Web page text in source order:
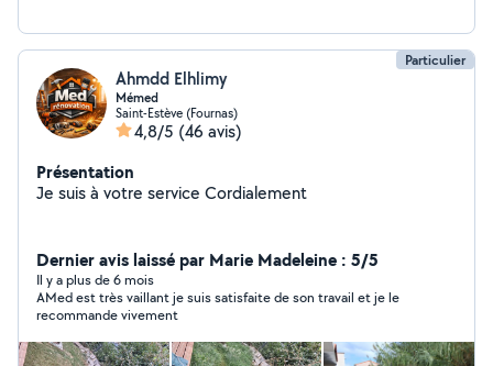
Particulier
Ahmdd Elhlimy
Mémed
Saint-Estève (Fournas)
4,8/5 (46 avis)
Présentation
Je suis à votre service Cordialement
Dernier avis laissé par Marie Madeleine : 5/5
Il y a plus de 6 mois
AMed est très vaillant je suis satisfaite de son travail et je le
recommande vivement